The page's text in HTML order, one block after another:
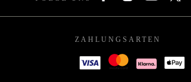
ZAHLUNGSARTEN